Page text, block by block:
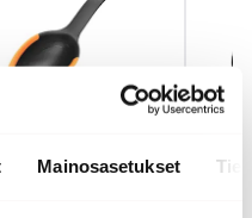
Mainosasetukset
Form Kauha